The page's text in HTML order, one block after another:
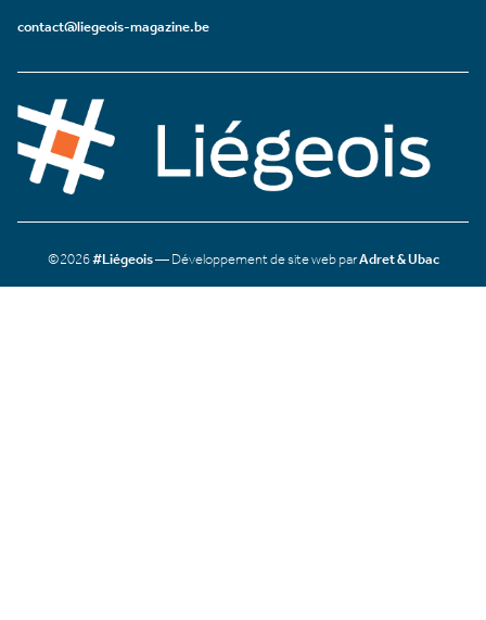
contact@liegeois-magazine.be
©2026#Liégeois— Développement de site web parAdret & Ubac